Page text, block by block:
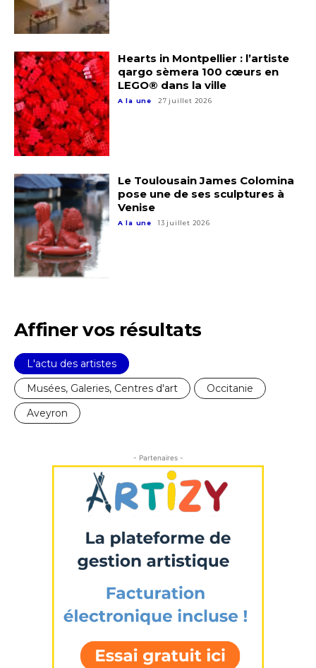
Adresse email*
Nom
Prénom
Statut / Organisation
J'accepte les termes et conditions
* Champ obligatoire
J'accepte les termes et conditions
Hearts in Montpellier : l’artiste
qargo sèmera 100 cœurs en
LEGO® dans la ville
A la une 27 juillet 2026
Le Toulousain James Colomina
pose une de ses sculptures à
Venise
A la une 13 juillet 2026
Affiner vos résultats
L'actu des artistes
Musées, Galeries, Centres d'art
Occitanie
Aveyron
- Partenaires -